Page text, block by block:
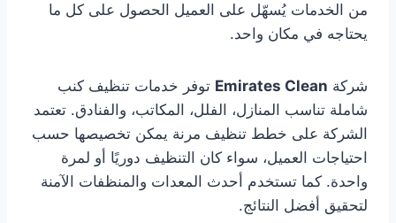
من الخدمات يُسهّل على العميل الحصول على كل ما
يحتاجه في مكان واحد.
شركة Emirates Clean توفر خدمات تنظيف كنب
شاملة تناسب المنازل، الفلل، المكاتب، والفنادق. تعتمد
الشركة على خطط تنظيف مرنة يمكن تخصيصها حسب
احتياجات العميل، سواء كان التنظيف دوريًا أو لمرة
واحدة. كما تستخدم أحدث المعدات والمنظفات الآمنة
لتحقيق أفضل النتائج.